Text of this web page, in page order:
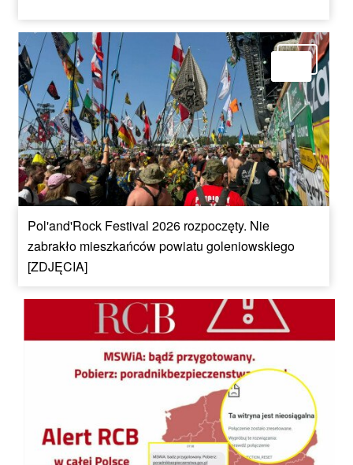
Pol'and'Rock Festival 2026 rozpoczęty. Nie
zabrakło mieszkańców powiatu goleniowskiego
[ZDJĘCIA]